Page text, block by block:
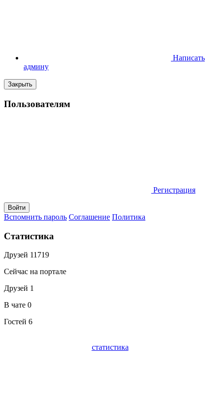
Написать
админу
Закрыть
Пользователям
Регистрация
Вспомнить пароль Соглашение Политика
Статистика
Друзей 11719
Сейчас на портале
Друзей 1
В чате 0
Гостей 6
статистика